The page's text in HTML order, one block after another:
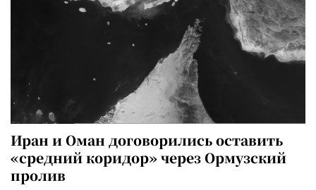
Иран и Оман договорились оставить
«средний коридор» через Ормузский
пролив